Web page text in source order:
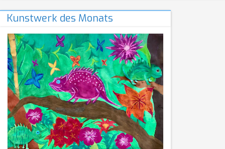
Kursstufe
Italien-Austausch
Wettbewerbe
NWT
Sport
Jugend trainiert für Olympia
Notentabellen
Befreiung vom Sportunterricht
Sportbrief
Wirtschaft
Kunstwerk des Monats